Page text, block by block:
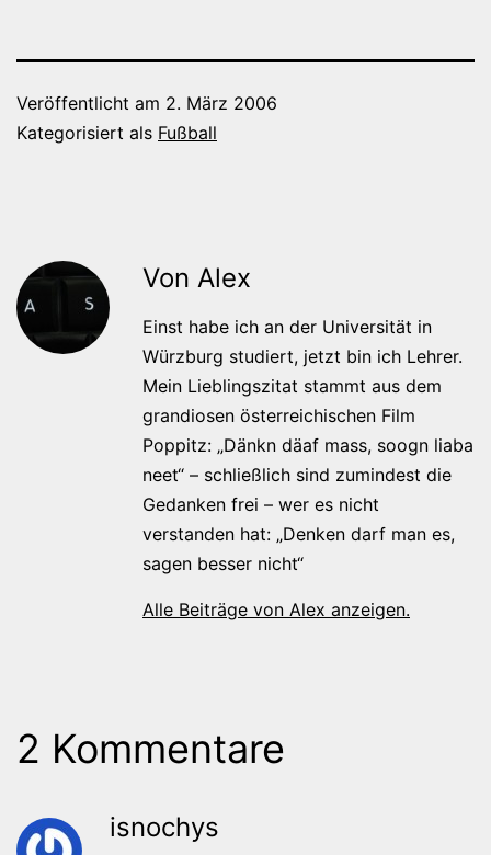
Veröffentlicht am 2. März 2006
Kategorisiert als Fußball
Von Alex
Einst habe ich an der Universität in
Würzburg studiert, jetzt bin ich Lehrer.
Mein Lieblingszitat stammt aus dem
grandiosen österreichischen Film
Poppitz: „Dänkn däaf mass, soogn liaba
neet“ – schließlich sind zumindest die
Gedanken frei – wer es nicht
verstanden hat: „Denken darf man es,
sagen besser nicht“
Alle Beiträge von Alex anzeigen.
2 Kommentare
isnochys